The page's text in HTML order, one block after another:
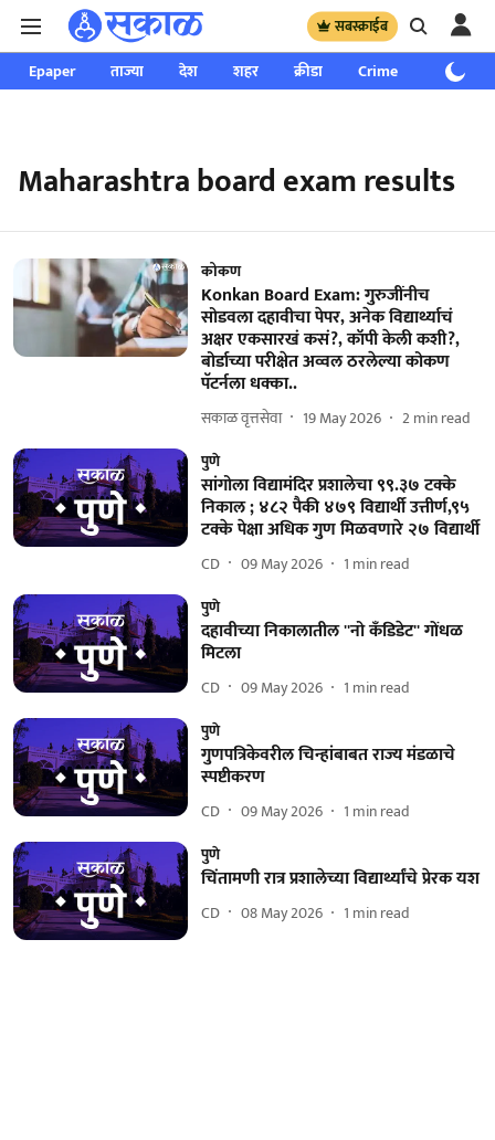
सबस्क्राईब
Epaper ताज्या देश शहर क्रीडा Crime साप्ताहिक
Maharashtra board exam results
कोकण
Konkan Board Exam: गुरुजींनीच
सोडवला दहावीचा पेपर, अनेक विद्यार्थ्याचं
अक्षर एकसारखं कसं?, कॉपी केली कशी?,
बोर्डाच्या परीक्षेत अव्वल ठरलेल्या कोकण
पॅटर्नला धक्का..
सकाळ वृत्तसेवा 19 May 2026 2min read
पुणे
सांगोला विद्यामंदिर प्रशालेचा ९९.३७ टक्के
निकाल ; ४८२ पैकी ४७९ विद्यार्थी उत्तीर्ण,९५
टक्के पेक्षा अधिक गुण मिळवणारे २७ विद्यार्थी
CD 09 May 2026 1 min read
पुणे
दहावीच्या निकालातील ''नो कॅंडिडेट'' गोंधळ
मिटला
CD 09 May 2026 1 min read
पुणे
गुणपत्रिकेवरील चिन्हांबाबत राज्य मंडळाचे
स्पष्टीकरण
CD 09 May 2026 1 min read
पुणे
चिंतामणी रात्र प्रशालेच्या विद्यार्थ्यांचे प्रेरक यश
CD 08 May 2026 1 min read